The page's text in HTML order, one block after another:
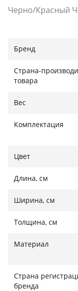
Черно/Красный
Бренд
Страна-
товара
Вес
Комплектация
Цвет
Длина, см
Ширина, см
Толщина, см
Материал
Страна
бренда